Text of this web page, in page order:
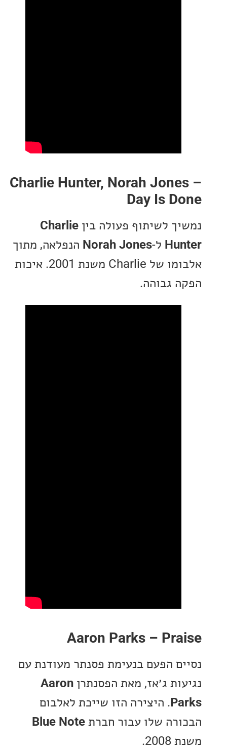
Charlie Hunter, Norah
Day Is
לשיתוף פעולה ביןCharlie
ל-Norah Jonesהנפלאה, מתוך
אלבומו של Charlie משנת 2001. איכות
גבוהה.
Aaron Parks –
הפעם בנעימת פסנתר מעודנת עם
ג׳אז, מאת הפסנתרן Aaron
. היצירה הזו שייכת לאלבום
שלו עבור חברתBlue Note